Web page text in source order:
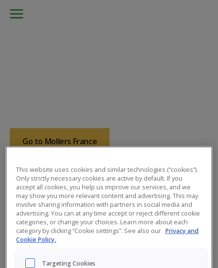
Go to Mollers France
This website uses cookies and similar technologies (“cookies”).
Only strictly necessary cookies are active by default. If you
accept all cookies, you help us improve our services, and we
may show you more relevant content and advertising. This may
involve sharing information with partners in social media and
advertising. You can at any time accept or reject different cookie
categories, or change your choices. Learn more about each
category by clicking “Cookie settings”. See also our Privacy and
Cookie Policy.
Targeting Cookies